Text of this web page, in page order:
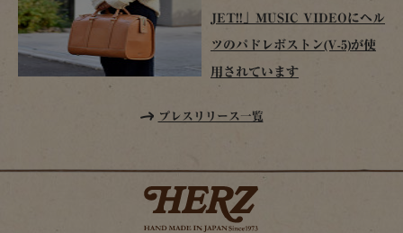
JET!!」MUSIC VIDEOにヘル
ツのパドレボストン(V-5)が使
用されています
プレスリリース一覧